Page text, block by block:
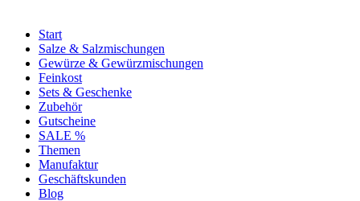
Start
Salze & Salzmischungen
Gewürze & Gewürzmischungen
Feinkost
Sets & Geschenke
Zubehör
Gutscheine
SALE %
Themen
Manufaktur
Geschäftskunden
Blog